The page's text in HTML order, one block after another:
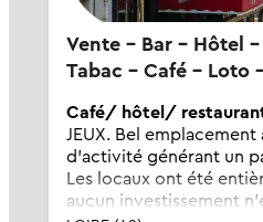
Vente - Bar - Hôtel - Restaurant -
Tabac - Café - Loto
Café/ hôtel/
JEUX. Bel
d'activité générant un
Les locaux ont été
aucun investissement